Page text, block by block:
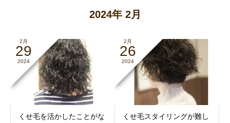
2024年 2月
2月
29
2024
くせ毛を活かしたことがな
2月
26
2024
くせ毛スタイリングが難し